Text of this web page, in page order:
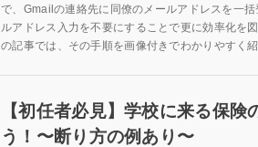
で、Gmailの連絡先に同僚のメールアドレスを一
ルアドレス入力を不要にすることで更に効率化を
の記事では、その手順を画像付きでわかりやすく紹
【初任者必見】学校に来る保険
う！〜断り方の例あり〜